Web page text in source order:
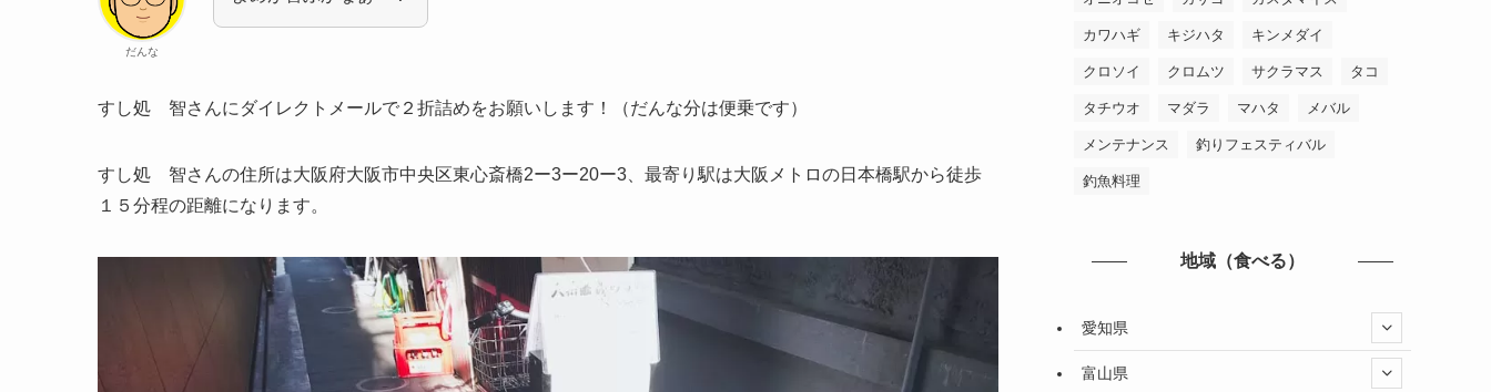
だんな
すし処 智さんにダイレクトメールで２折詰めをお願いします！（だんな分は便乗です）
すし処 智さんの住所は大阪府大阪市中央区東心斎橋2ー3ー20ー3、最寄り駅は大阪メトロの日本橋駅から徒歩
１５分程の距離になります。
カワハギ キジハタ キンメダイ
クロソイ クロムツ サクラマス タコ
タチウオ マダラ マハタ メバル
メンテナンス 釣りフェスティバル
釣魚料理
地域（食べる）
愛知県
富山県